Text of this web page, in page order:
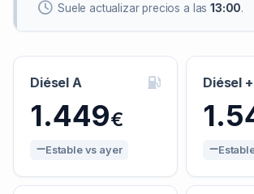
Suele actualizar precios a las13:00.
Diésel A
1.449€
Estable vs ayer
Diésel +